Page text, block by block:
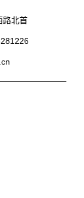
路北首